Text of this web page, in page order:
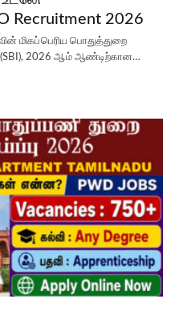
Recruitment 2026
மிகப்பெரிய பொதுத்துறை
2026 ஆம் ஆண்டிற்கான…